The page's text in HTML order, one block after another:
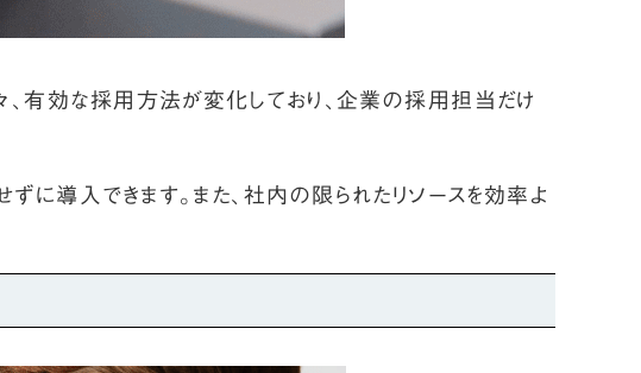
有効な採用方法が変化しており、企業の採用担当だけ
導入できます。また、社内の限られたリソースを効率よ